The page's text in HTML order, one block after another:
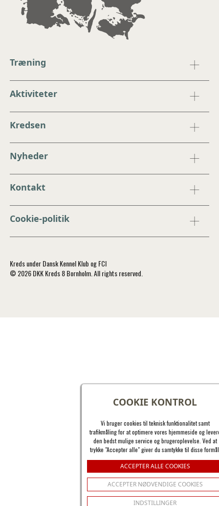
COOKIE KONTROL
Vi bruger cookies til teknisk funktionalitet samt
trafikmåling for at optimere vores hjemmeside og
den bedst mulige service og brugeroplevelse. Ved at
trykke "Accepter alle" giver du samtykke til disse
ACCEPTER ALLE COOKIES
ACCEPTER NØDVENDIGE COOKIES
INDSTILLINGER
Træning
Aktiviteter
Kredsen
Nyheder
Kontakt
Cookie-politik
Kreds under Dansk Kennel Klub og FCI
© 2026 DKK Kreds 8 Bornholm. All rights reserved.